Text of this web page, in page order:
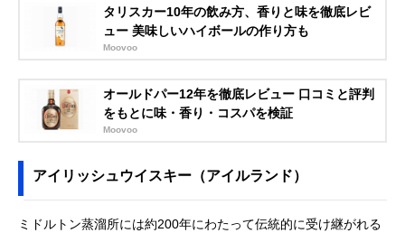
タリスカー10年の飲み方、香りと味を徹底レビ
ュー 美味しいハイボールの作り方も
Moovoo
オールドパー12年を徹底レビュー 口コミと評判
をもとに味・香り・コスパを検証
Moovoo
アイリッシュウイスキー（アイルランド）
ミドルトン蒸溜所には約200年にわたって伝統的に受け継がれる